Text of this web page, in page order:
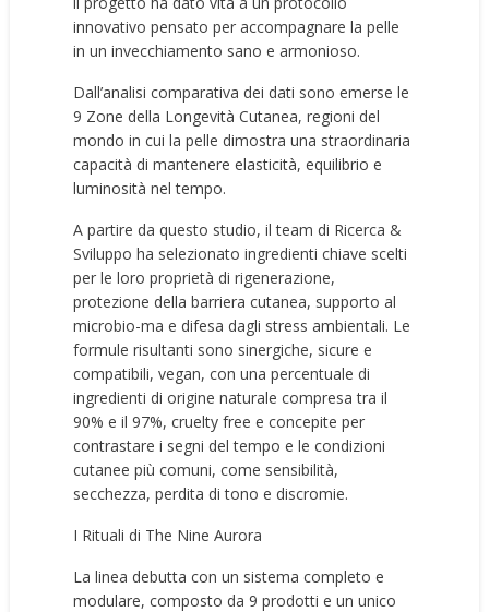
innovativo pensato per accompagnare la pelle
in un invecchiamento sano e armonioso.
Dall’analisi comparativa dei dati sono emerse le
9 Zone della Longevità Cutanea, regioni del
mondo in cui la pelle dimostra una straordinaria
capacità di mantenere elasticità, equilibrio e
luminosità nel tempo.
A partire da questo studio, il team di Ricerca &
Sviluppo ha selezionato ingredienti chiave scelti
per le loro proprietà di rigenerazione,
protezione della barriera cutanea, supporto al
microbio-ma e difesa dagli stress ambientali. Le
formule risultanti sono sinergiche, sicure e
compatibili, vegan, con una percentuale di
ingredienti di origine naturale compresa tra il
90% e il 97%, cruelty free e concepite per
contrastare i segni del tempo e le condizioni
cutanee più comuni, come sensibilità,
secchezza, perdita di tono e discromie.
I Rituali di The Nine Aurora
La linea debutta con un sistema completo e
modulare, composto da 9 prodotti e un unico